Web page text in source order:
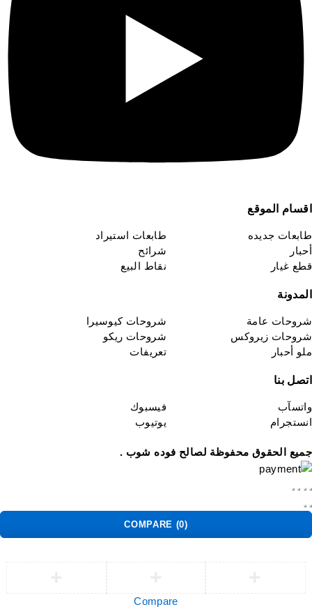
الموقع
جديده
طابعات استيراد
شرائح
غيار
نقاط البيع
عامة
شروحات كيوسيرا
زيروكس
شروحات ريكو
أحبار
تعريفات
بنا
فيسبوك
يوتيوب
الحقوق محفوظة لصالح فوده شوب .
COMPARE (0)
Compare